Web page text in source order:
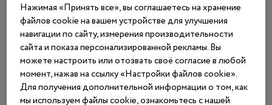
ко всем материалам сайта
Войти
Еще нет аккаунта?
Зарегистрироваться
Нажимая «Принять все», вы соглашаетесь на хранение
файлов cookie на вашем устройстве для улучшения
навигации по сайту, измерения производительности
сайта и показа персонализированной рекламы. Вы
можете настроить или отозвать своё согласие в любой
момент, нажав на ссылку «Настройки файлов cookie».
Для получения дополнительной информации о том, как
мы используем файлы cookie, ознакомьтесь с нашей